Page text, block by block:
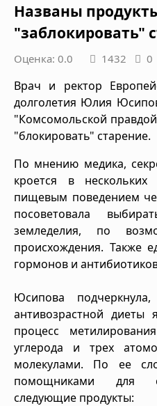
Названы
"заблокировать"
Оценка: 0.0 1432 0
Врач и ректор
долголетия Юлия
"Комсомольской
"блокировать" старение.
По мнению медика,
кроется в
пищевым поведением
посоветовала
земледелия, по
происхождения. Также
гормонов и
Юсипова
антивозрастной диеты
процесс
углерода и трех
молекулами. По ее
помощниками для
следующие продукты: